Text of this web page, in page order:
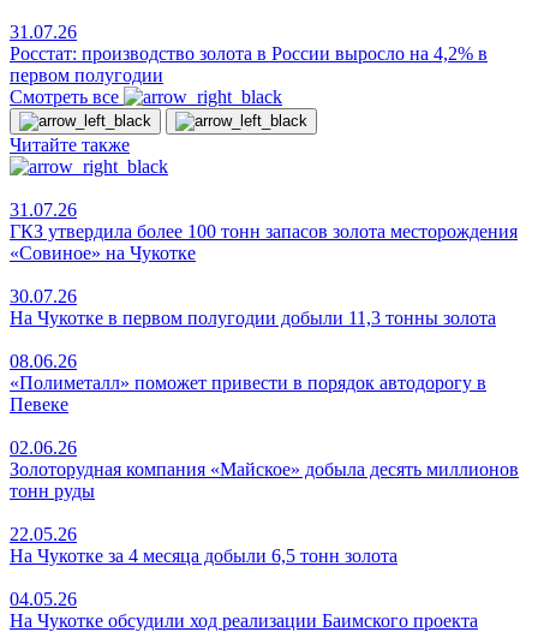
31.07.26
Росстат: производство золота в России выросло на 4,2% в
первом полугодии
Смотреть все
Читайте также
31.07.26
ГКЗ утвердила более 100 тонн запасов золота месторождения
«Совиное» на Чукотке
30.07.26
На Чукотке в первом полугодии добыли 11,3 тонны золота
08.06.26
«Полиметалл» поможет привести в порядок автодорогу в
Певеке
02.06.26
Золоторудная компания «Майское» добыла десять миллионов
тонн руды
22.05.26
На Чукотке за 4 месяца добыли 6,5 тонн золота
04.05.26
На Чукотке обсудили ход реализации Баимского проекта